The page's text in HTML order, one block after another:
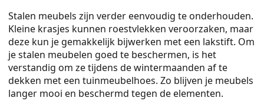
Stalen meubels zijn verder eenvoudig te onderhouden.
Kleine krasjes kunnen roestvlekken veroorzaken, maar
deze kun je gemakkelijk bijwerken met een lakstift. Om
je stalen meubelen goed te beschermen, is het
verstandig om ze tijdens de wintermaanden af te
dekken met een tuinmeubelhoes. Zo blijven je meubels
langer mooi en beschermd tegen de elementen.